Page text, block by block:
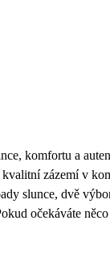
komfortu a
zázemí v
slunce, dvě
očekáváte